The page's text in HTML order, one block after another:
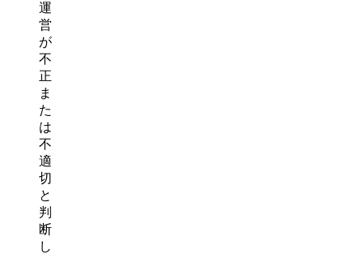
運
営
が
不
正
ま
た
は
不
適
切
と
判
断
し